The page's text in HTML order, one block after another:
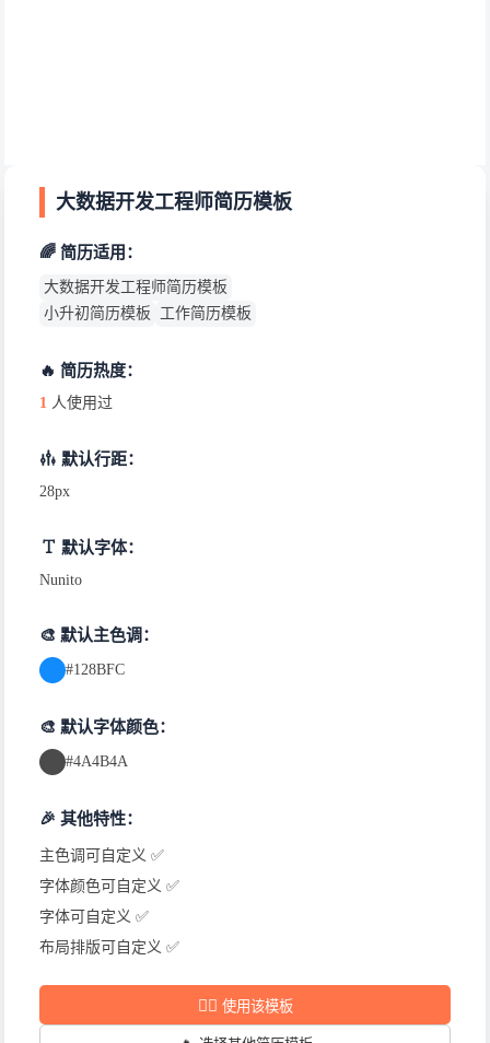
大数据开发工程师简历模板
🌈 简历适用：
大数据开发工程师简历模板
小升初简历模板
工作简历模板
🔥 简历热度：
1 人使用过
默认行距：
28px
默认字体：
Nunito
🎨 默认主色调：
#128BFC
🎨 默认字体颜色：
#4A4B4A
🎉 其他特性：
主色调可自定义 ✅
字体颜色可自定义 ✅
字体可自定义 ✅
布局排版可自定义 ✅
✍🏻 使用该模板